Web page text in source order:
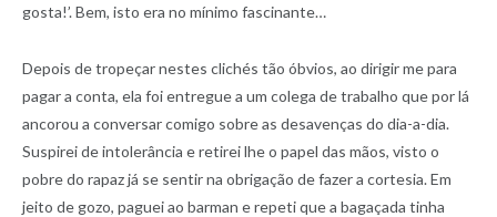
gosta!’. Bem, isto era no mínimo fascinante…
Depois de tropeçar nestes clichés tão óbvios, ao dirigir me para
pagar a conta, ela foi entregue a um colega de trabalho que por lá
ancorou a conversar comigo sobre as desavenças do dia-a-dia.
Suspirei de intolerância e retirei lhe o papel das mãos, visto o
pobre do rapaz já se sentir na obrigação de fazer a cortesia. Em
jeito de gozo, paguei ao barman e repeti que a bagaçada tinha